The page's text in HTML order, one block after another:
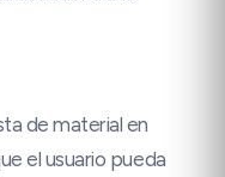
de material en
el usuario pueda